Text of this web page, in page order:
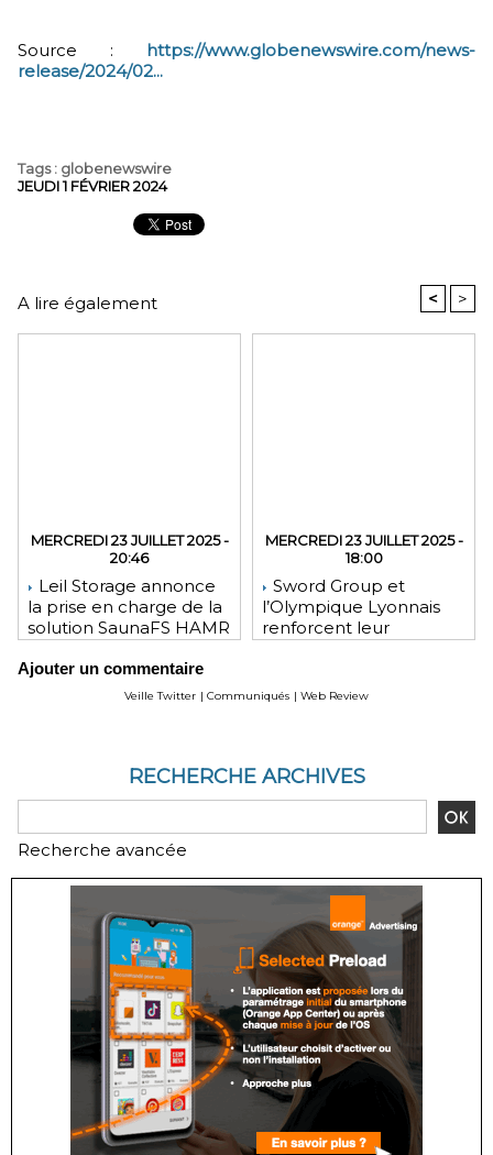
Source : https://www.globenewswire.com/news-
release/2024/02...
Tags: globenewswire
JEUDI 1 FÉVRIER 2024
A lire également < >
MERCREDI 23 JUILLET 2025 -
20:46
Leil Storage annonce
la prise en charge de la
solution SaunaFS HAMR
stockage accrue lors
des déploiements sur
MERCREDI 23 JUILLET 2025 -
18:00
Sword Group et
l’Olympique Lyonnais
renforcent leur
Ajouter un commentaire
Veille Twitter | Communiqués | Web Review
RECHERCHE ARCHIVES
Recherche avancée